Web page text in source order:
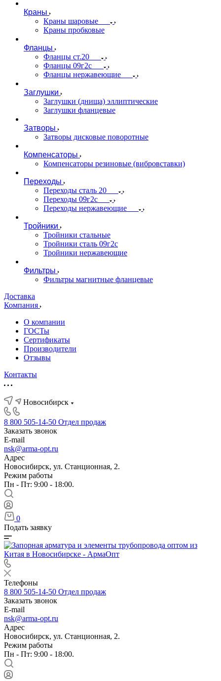
Краны
Краны шаровые
Краны пробковые
Фланцы
Фланцы ст.20
Фланцы 09г2с
Фланцы нержавеющие
Заглушки
Заглушки (днища) эллиптические
Заглушки фланцевые
Затворы
Затворы дисковые поворотные
Компенсаторы
Компенсаторы резиновые (вибровставки)
Переходы
Переходы сталь 20
Переходы 09г2с
Переходы нержавеющие
Тройники
Тройники стальные
Тройники сталь 09г2с
Тройники нержавеющие
Фильтры
Фильтры магнитные фланцевые
Доставка
Компания
О компании
ГОСТы
Сертификаты
Производители
Отзывы
Контакты
Новосибирск
8 800 505-14-50 Отдел продаж
Заказать звонок
E-mail
nsk@arma-opt.ru
Адрес
Новосибирск, ул. Станционная, 2.
Режим работы
Пн - Пт: 9:00 - 18:00.
0
Подать заявку
Телефоны
8 800 505-14-50 Отдел продаж
Заказать звонок
E-mail
nsk@arma-opt.ru
Адрес
Новосибирск, ул. Станционная, 2.
Режим работы
Пн - Пт: 9:00 - 18:00.